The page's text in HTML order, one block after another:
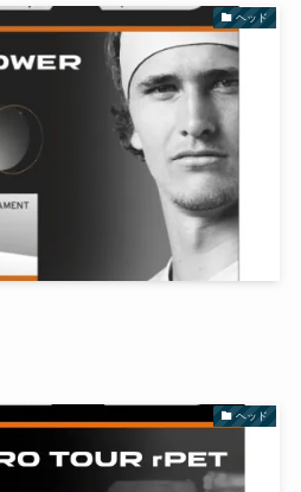
ヘッド
ヘッド